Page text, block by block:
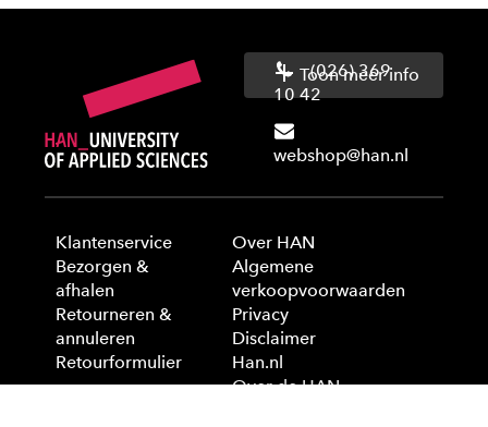
(026) 369
10 42
webshop@han.nl
Toon meer info
Klantenservice
Bezorgen &
afhalen
Retourneren &
annuleren
Retourformulier
Over HAN
Algemene
verkoopvoorwaarden
Privacy
Disclaimer
Han.nl
Over de HAN